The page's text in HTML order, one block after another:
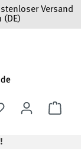
Versand
(DE)